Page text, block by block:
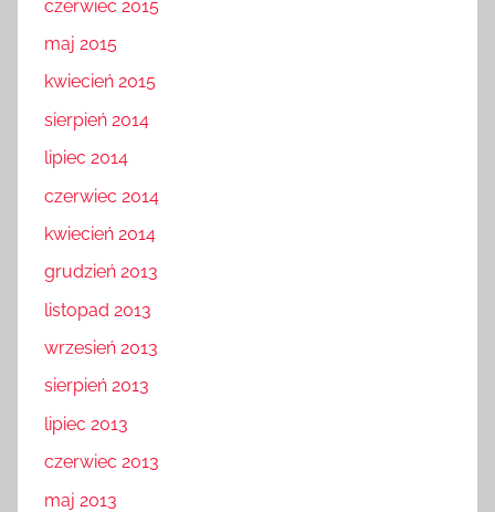
czerwiec 2015
maj 2015
kwiecień 2015
sierpień 2014
lipiec 2014
czerwiec 2014
kwiecień 2014
grudzień 2013
listopad 2013
wrzesień 2013
sierpień 2013
lipiec 2013
czerwiec 2013
maj 2013